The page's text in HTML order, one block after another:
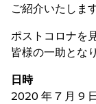
ご紹介いたします
ポストコロナを
皆様の一助とな
日時
2020 年 7 月 9